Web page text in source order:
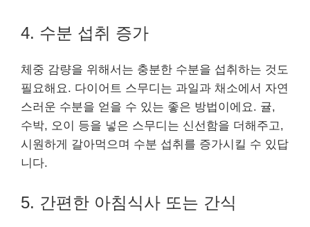
4. 수분 섭취 증가
체중 감량을 위해서는 충분한 수분을 섭취하는 것도
필요해요. 다이어트 스무디는 과일과 채소에서 자연
스러운 수분을 얻을 수 있는 좋은 방법이에요. 귤,
수박, 오이 등을 넣은 스무디는 신선함을 더해주고,
시원하게 갈아먹으며 수분 섭취를 증가시킬 수 있답
니다.
5. 간편한 아침식사 또는 간식